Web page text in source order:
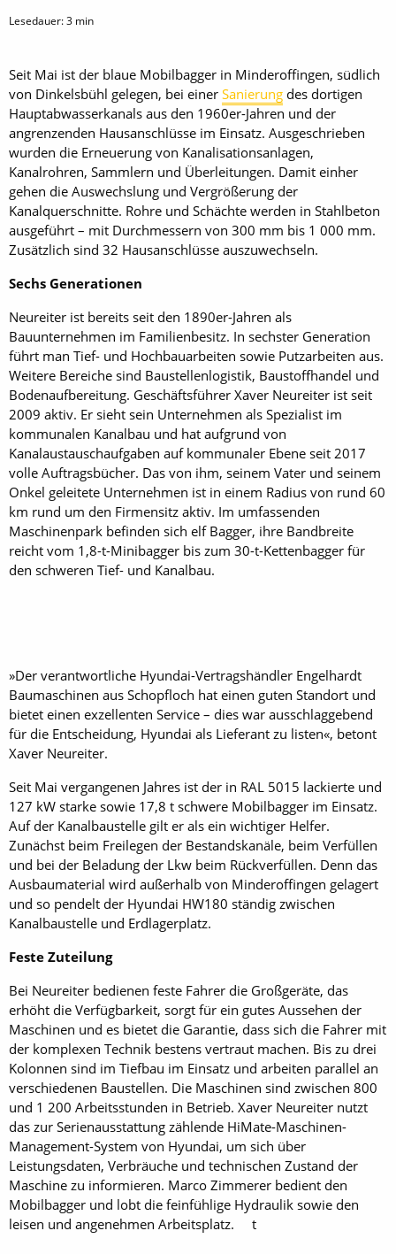
Lesedauer:3 min
Seit Mai ist der blaue Mobilbagger in Minderoffingen, südlich
von Dinkelsbühl gelegen, bei einer Sanierung des dortigen
Hauptabwasserkanals aus den 1960er-Jahren und der
angrenzenden Hausanschlüsse im Einsatz. Ausgeschrieben
wurden die Erneuerung von Kanalisationsanlagen,
Kanalrohren, Sammlern und Überleitungen. Damit einher
gehen die Auswechslung und Vergrößerung der
Kanalquerschnitte. Rohre und Schächte werden in Stahlbeton
ausgeführt – mit Durchmessern von 300 mm bis 1 000 mm.
Zusätzlich sind 32 Hausanschlüsse auszuwechseln.
Sechs Generationen
Neureiter ist bereits seit den 1890er-Jahren als
Bauunternehmen im Familienbesitz. In sechster Generation
führt man Tief- und Hochbauarbeiten sowie Putzarbeiten aus.
Weitere Bereiche sind Baustellenlogistik, Baustoffhandel und
Bodenaufbereitung. Geschäftsführer Xaver Neureiter ist seit
2009 aktiv. Er sieht sein Unternehmen als Spezialist im
kommunalen Kanalbau und hat aufgrund von
Kanalaustauschaufgaben auf kommunaler Ebene seit 2017
volle Auftragsbücher. Das von ihm, seinem Vater und seinem
Onkel geleitete Unternehmen ist in einem Radius von rund 60
km rund um den Firmensitz aktiv. Im umfassenden
Maschinenpark befinden sich elf Bagger, ihre Bandbreite
reicht vom 1,8-t-Minibagger bis zum 30-t-Kettenbagger für
den schweren Tief- und Kanalbau.
»Der verantwortliche Hyundai-Vertragshändler Engelhardt
Baumaschinen aus Schopfloch hat einen guten Standort und
bietet einen exzellenten Service – dies war ausschlaggebend
für die Entscheidung, Hyundai als Lieferant zu listen«, betont
Xaver Neureiter.
Seit Mai vergangenen Jahres ist der in RAL 5015 lackierte und
127 kW starke sowie 17,8 t schwere Mobilbagger im Einsatz.
Auf der Kanalbaustelle gilt er als ein wichtiger Helfer.
Zunächst beim Freilegen der Bestandskanäle, beim Verfüllen
und bei der Beladung der Lkw beim Rückverfüllen. Denn das
Ausbaumaterial wird außerhalb von Minderoffingen gelagert
und so pendelt der Hyundai HW180 ständig zwischen
Kanalbaustelle und Erdlagerplatz.
Feste Zuteilung
Bei Neureiter bedienen feste Fahrer die Großgeräte, das
erhöht die Verfügbarkeit, sorgt für ein gutes Aussehen der
Maschinen und es bietet die Garantie, dass sich die Fahrer mit
der komplexen Technik bestens vertraut machen. Bis zu drei
Kolonnen sind im Tiefbau im Einsatz und arbeiten parallel an
verschiedenen Baustellen. Die Maschinen sind zwischen 800
und 1 200 Arbeitsstunden in Betrieb. Xaver Neureiter nutzt
das zur Serienausstattung zählende HiMate-Maschinen-
Management-System von Hyundai, um sich über
Leistungsdaten, Verbräuche und technischen Zustand der
Maschine zu informieren. Marco Zimmerer bedient den
Mobilbagger und lobt die feinfühlige Hydraulik sowie den
leisen und angenehmen Arbeitsplatz. t